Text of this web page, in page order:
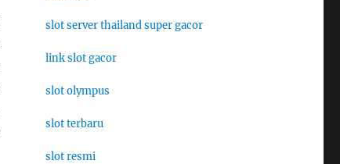
slot server thailand super gacor
link slot gacor
slot olympus
slot terbaru
slot resmi